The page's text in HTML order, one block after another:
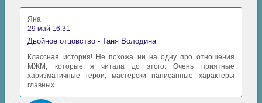
Яна
29 май 16:31
Двойное отцовство - Таня Володина
Классная история! Не похожа ни на одну про отношения
МЖМ, которые я читала до этого. Очень приятные
харизматичные герои, мастерски написанные характеры
главных